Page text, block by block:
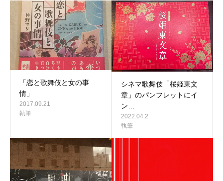
「恋と歌舞伎と女の事
情」
2017.09.21
執筆
シネマ歌舞伎「桜姫東文
章」のパンフレットにイ
ン…
2022.04.2
執筆